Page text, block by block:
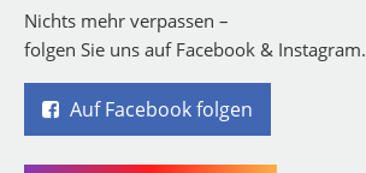
Nichts mehr verpassen –
folgen Sie uns auf Facebook & Instagram.
Auf Facebook folgen